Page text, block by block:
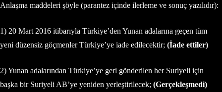
Anlaşma maddeleri şöyle (parantez içinde ilerleme ve sonuç yazılıdır):
1) 20 Mart 2016 itibarıyla Türkiye’den Yunan adalarına geçen tüm
yeni düzensiz göçmenler Türkiye’ye iade edilecektir; (İade ettiler)
2) Yunan adalarından Türkiye’ye geri gönderilen her Suriyeli için
başka bir Suriyeli AB’ye yeniden yerleştirilecek; (Gerçekleşmedi)